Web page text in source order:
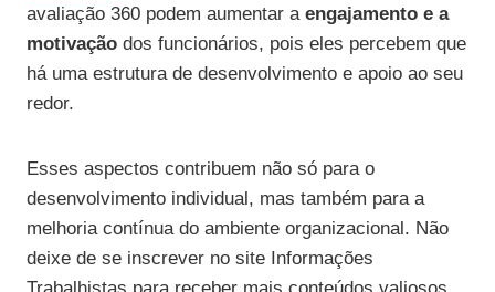
avaliação 360 podem aumentar a engajamento e a
motivação dos funcionários, pois eles percebem que
há uma estrutura de desenvolvimento e apoio ao seu
redor.
Esses aspectos contribuem não só para o
desenvolvimento individual, mas também para a
melhoria contínua do ambiente organizacional. Não
deixe de se inscrever no site Informações